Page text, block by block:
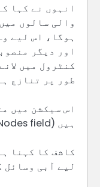
انہوں نے کہا
والی سالوں
ہوگا، اس لیے
اور دیگر
کنٹرول میں
طور پر تنازع
اس سیکشن میں
ہیں (Related Nodes field)
کاشف کا کہنا
لیے آبی وسائل